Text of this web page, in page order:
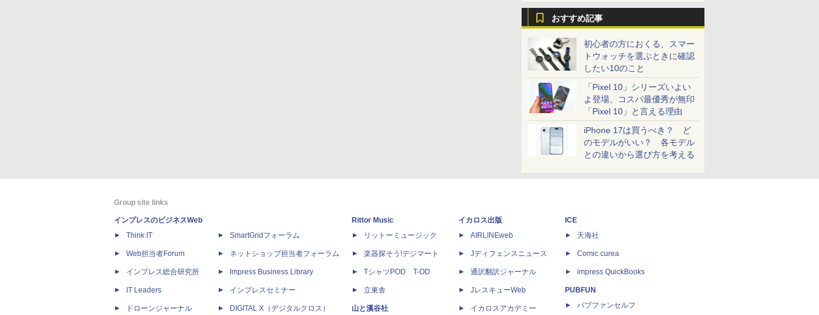
おすすめ記事
初心者の方におくる、スマー
トウォッチを選ぶときに確認
したい10のこと
「Pixel 10」シリーズいよい
よ登場、コスパ最優秀が無印
「Pixel 10」と言える理由
iPhone 17は買うべき？ ど
のモデルがいい？ 各モデル
との違いから選び方を考える
Group site links
インプレスのビジネスWeb
Think IT
Web担当者Forum
インプレス総合研究所
IT Leaders
ドローンジャーナル
SmartGridフォーラム
ネットショップ担当者フォーラム
Impress Business Library
インプレスセミナー
DIGITAL X（デジタルクロス）
Rittor Music
リットーミュージック
楽器探そう!デジマート
TシャツPOD T-OD
立東舎
山と溪谷社
イカロス出版
AIRLINEweb
Jディフェンスニュース
通訳翻訳ジャーナル
JレスキューWeb
イカロスアカデミー
ICE
天海社
Comic curea
impress QuickBooks
PUBFUN
パブファンセルフ